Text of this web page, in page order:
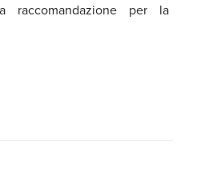
raccomandazione per la